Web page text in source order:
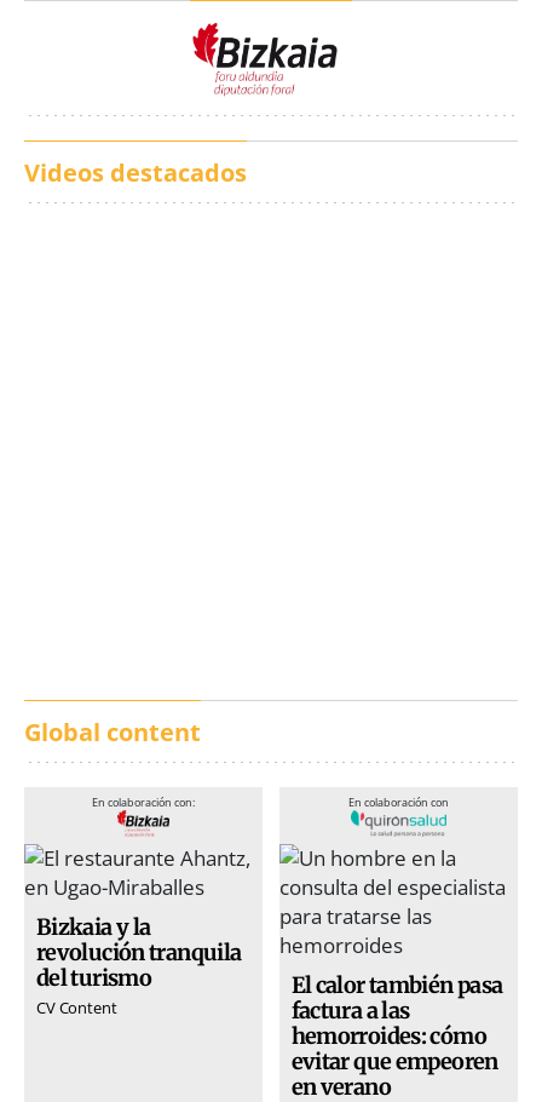
Videos destacados
Global content
En colaboración con:
Bizkaia y la
revolución tranquila
del turismo
CV Content
En colaboración con
El calor también pasa
factura a las
hemorroides: cómo
evitar que empeoren
en verano